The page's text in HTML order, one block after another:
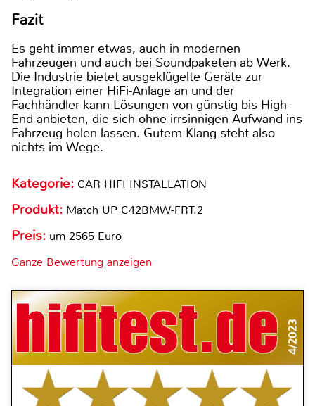
Fazit
Es geht immer etwas, auch in modernen
Fahrzeugen und auch bei Soundpaketen ab Werk.
Die Industrie bietet ausgeklügelte Geräte zur
Integration einer HiFi-Anlage an und der
Fachhändler kann Lösungen von günstig bis High-
End anbieten, die sich ohne irrsinnigen Aufwand ins
Fahrzeug holen lassen. Gutem Klang steht also
nichts im Wege.
Kategorie: CAR HIFI INSTALLATION
Produkt: Match UP C42BMW-FRT.2
Preis: um 2565 Euro
Ganze Bewertung anzeigen
4/2023